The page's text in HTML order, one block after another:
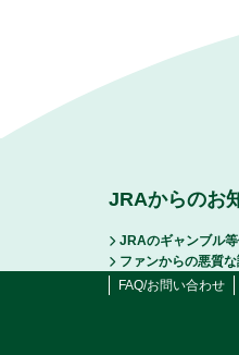
JRAからのお
JRAのギャンブル
ファンからの悪質
FAQ/お問い合わせ